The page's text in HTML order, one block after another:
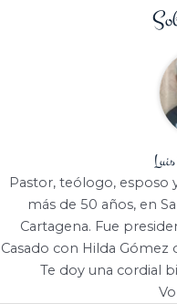
Pastor, teólogo, esposo
más de 50 años, en
Cartagena. Fue
Casado con Hilda
Te doy una cordial